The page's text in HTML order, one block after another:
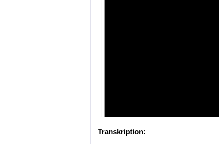
Transkription: